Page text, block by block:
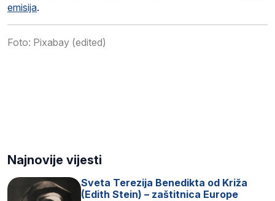
emisija.
Foto: Pixabay (edited)
Najnovije vijesti
Sveta Terezija Benedikta od Križa
(Edith Stein) – zaštitnica Europe